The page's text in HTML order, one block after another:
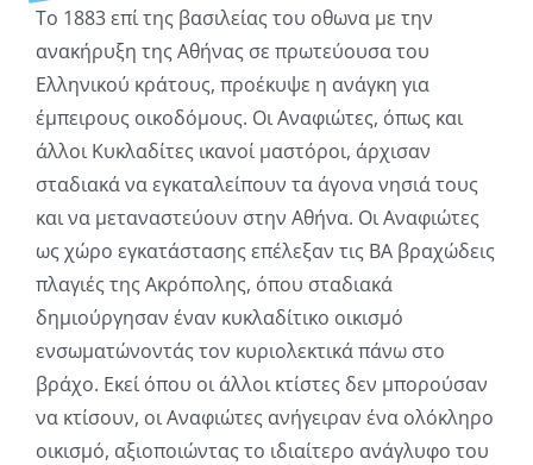
Το 1883 επί της βασιλείας του οθωνα με την
ανακήρυξη της Αθήνας σε πρωτεύουσα του
Ελληνικού κράτους, προέκυψε η ανάγκη για
έμπειρους οικοδόμους. Οι Αναφιώτες, όπως και
άλλοι Κυκλαδίτες ικανοί μαστόροι, άρχισαν
σταδιακά να εγκαταλείπουν τα άγονα νησιά τους
και να μεταναστεύουν στην Αθήνα. Οι Αναφιώτες
ως χώρο εγκατάστασης επέλεξαν τις ΒΑ βραχώδεις
πλαγιές της Ακρόπολης, όπου σταδιακά
δημιούργησαν έναν κυκλαδίτικο οικισμό
ενσωματώνοντάς τον κυριολεκτικά πάνω στο
βράχο. Εκεί όπου οι άλλοι κτίστες δεν μπορούσαν
να κτίσουν, οι Αναφιώτες ανήγειραν ένα ολόκληρο
οικισμό, αξιοποιώντας το ιδιαίτερο ανάγλυφο του